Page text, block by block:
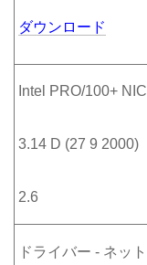
ダウンロード
Intel PRO/100+
3.14 D (27 9 2000)
2.6
ドライバー - ネッ